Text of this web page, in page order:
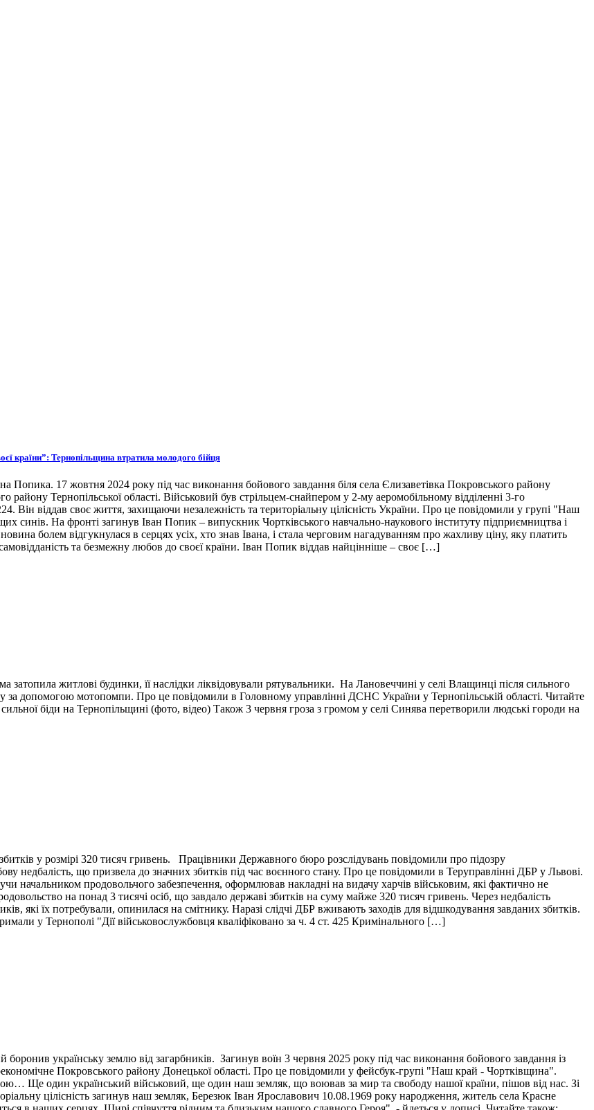
країни”: Тернопільщина втратила молодого бійця
Попика. 17 жовтня 2024 року під час виконання бойового завдання біля села Єлизаветівка Покровського району
району Тернопільської області. Військовий був стрільцем-снайпером у 2-му аеромобільному відділенні 3-го
Він віддав своє життя, захищаючи незалежність та територіальну цілісність України. Про це повідомили у групі "Наш
синів. На фронті загинув Іван Попик – випускник Чортківського навчально-наукового інституту підприємництва і
болем відгукнулася в серцях усіх, хто знав Івана, і стала черговим нагадуванням про жахливу ціну, яку платить
та безмежну любов до своєї країни. Іван Попик віддав найцінніше – своє […]
житлові будинки, її наслідки ліквідовували рятувальники. На Лановеччині у селі Влащинці після сильного
за допомогою мотопомпи. Про це повідомили в Головному управлінні ДСНС України у Тернопільській області. Читайте
біди на Тернопільщині (фото, відео) Також 3 червня гроза з громом у селі Синява перетворили людські городи на
у розмірі 320 тисяч гривень. Працівники Державного бюро розслідувань повідомили про підозру
недбалість, що призвела до значних збитків під час воєнного стану. Про це повідомили в Теруправлінні ДБР у Львові.
начальником продовольчого забезпечення, оформлював накладні на видачу харчів військовим, які фактично не
на понад 3 тисячі осіб, що завдало державі збитків на суму майже 320 тисяч гривень. Через недбалість
які їх потребували, опинилася на смітнику. Наразі слідчі ДБР вживають заходів для відшкодування завданих збитків.
у Тернополі "Дії військовослужбовця кваліфіковано за ч. 4 ст. 425 Кримінального […]
українську землю від загарбників. Загинув воїн 3 червня 2025 року під час виконання бойового завдання із
Покровського району Донецької області. Про це повідомили у фейсбук-групі "Наш край - Чортківщина".
Ще один український військовий, ще один наш земляк, що воював за мир та свободу нашої країни, пішов від нас. Зі
цілісність загинув наш земляк, Березюк Іван Ярославович 10.08.1969 року народження, житель села Красне